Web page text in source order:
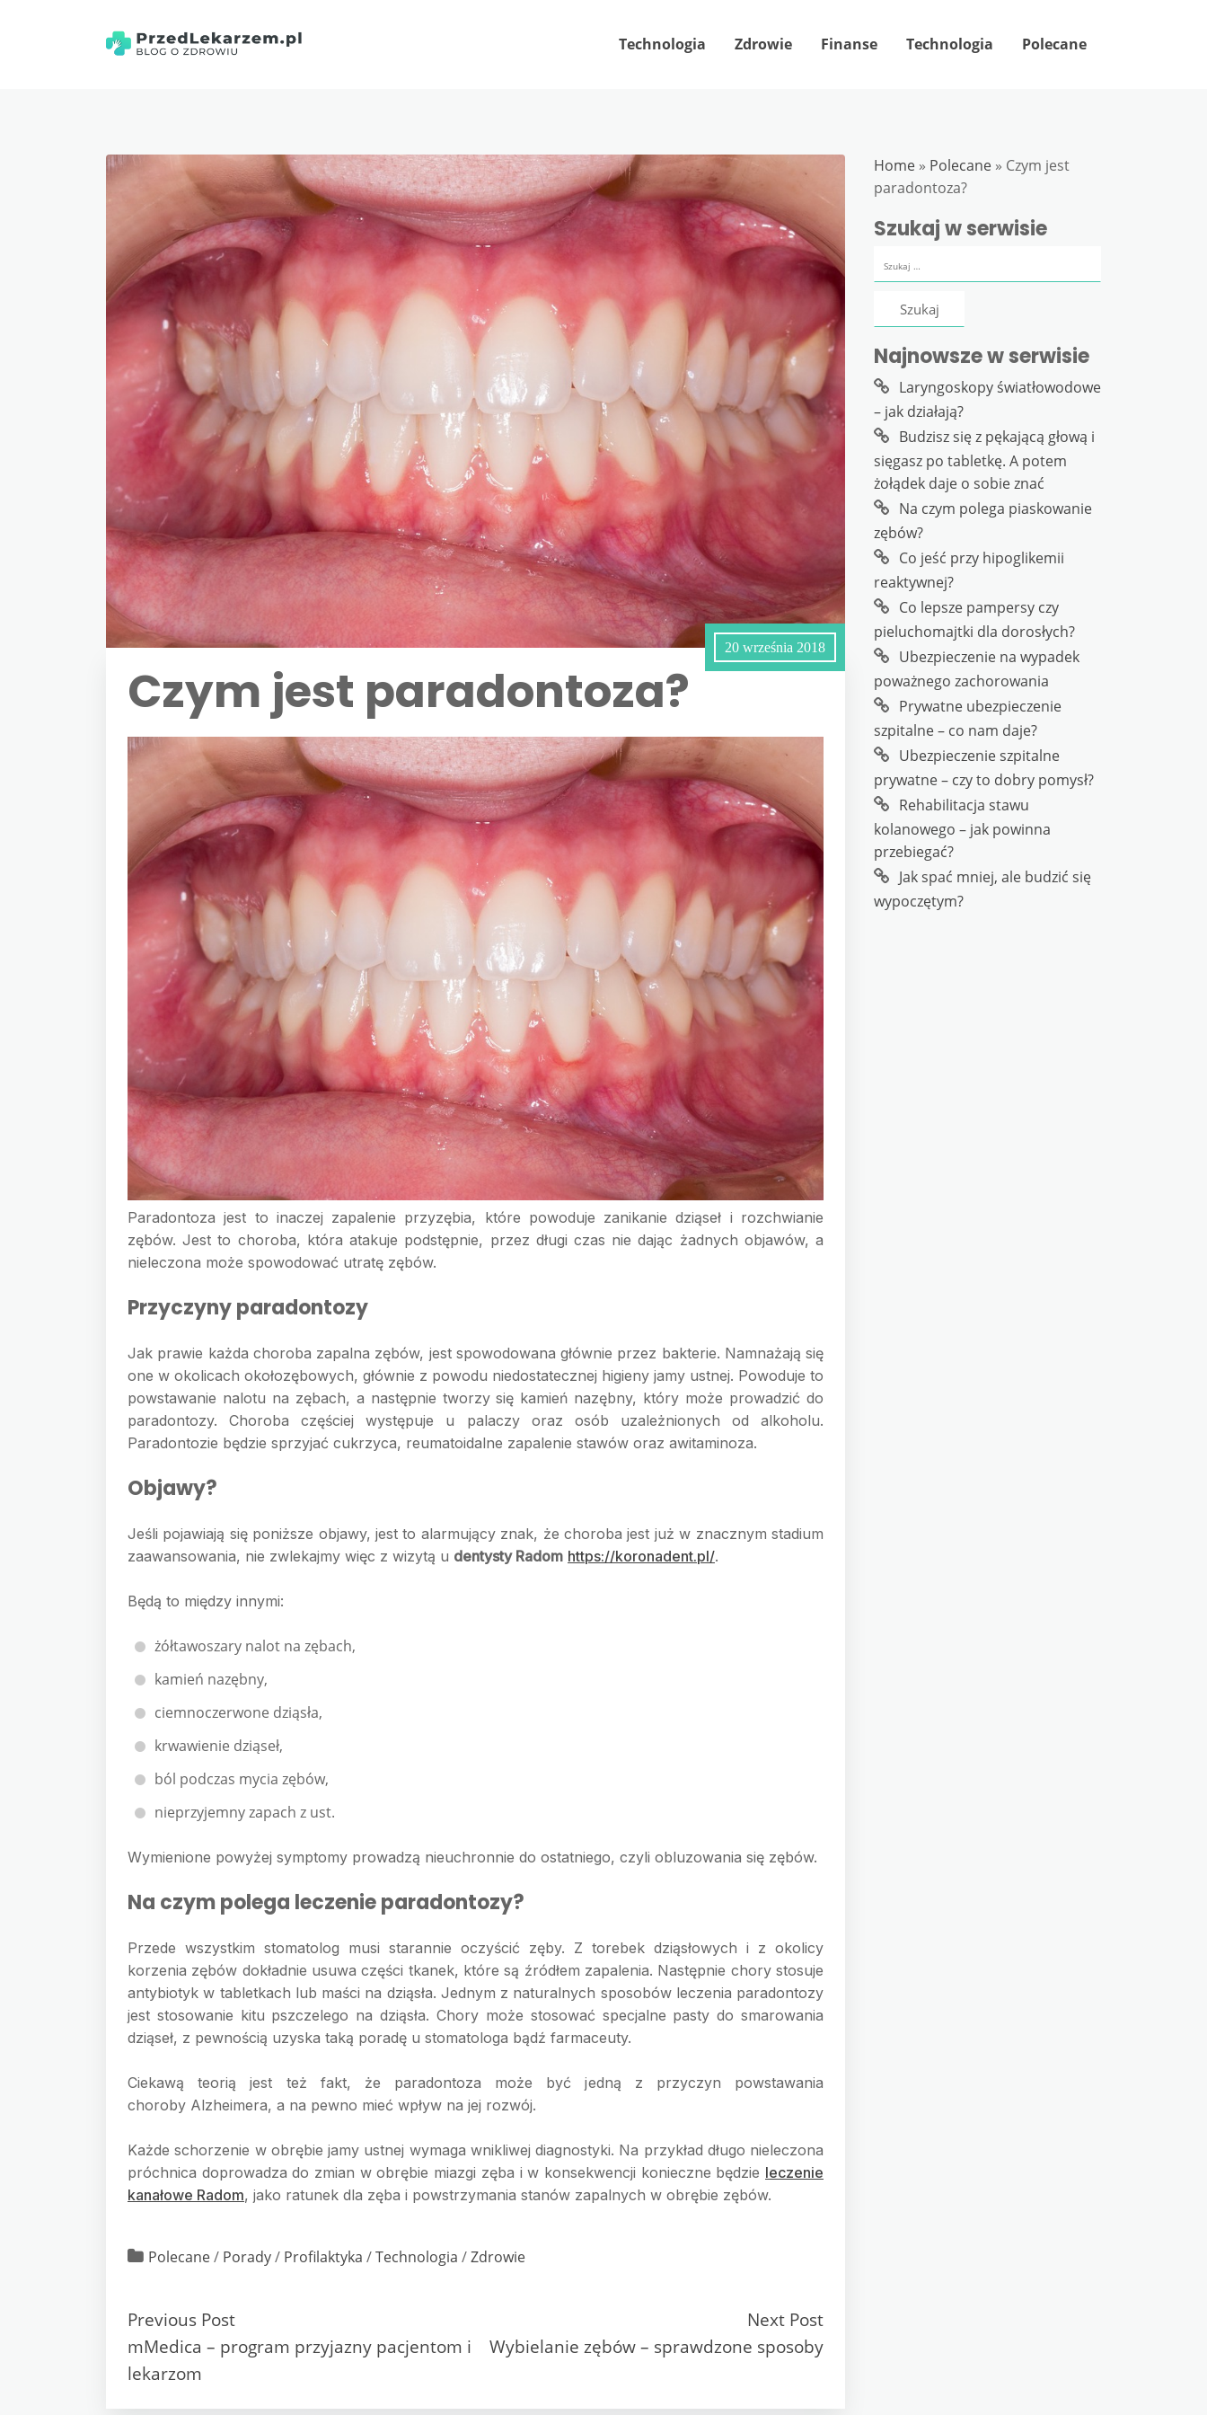
Technologia Zdrowie Finanse Technologia Polecane
20 września 2018
Czym jest paradontoza?
Paradontoza jest to inaczej zapalenie przyzębia, które powoduje zanikanie dziąseł i rozchwianie
zębów. Jest to choroba, która atakuje podstępnie, przez długi czas nie dając żadnych objawów, a
nieleczona może spowodować utratę zębów.
Przyczyny paradontozy
Jak prawie każda choroba zapalna zębów, jest spowodowana głównie przez bakterie. Namnażają się
one w okolicach okołozębowych, głównie z powodu niedostatecznej higieny jamy ustnej. Powoduje to
powstawanie nalotu na zębach, a następnie tworzy się kamień nazębny, który może prowadzić do
paradontozy. Choroba częściej występuje u palaczy oraz osób uzależnionych od alkoholu.
Paradontozie będzie sprzyjać cukrzyca, reumatoidalne zapalenie stawów oraz awitaminoza.
Objawy?
Jeśli pojawiają się poniższe objawy, jest to alarmujący znak, że choroba jest już w znacznym stadium
zaawansowania, nie zwlekajmy więc z wizytą u dentysty Radom https://koronadent.pl/.
Będą to między innymi:
żółtawoszary nalot na zębach,
kamień nazębny,
ciemnoczerwone dziąsła,
krwawienie dziąseł,
ból podczas mycia zębów,
nieprzyjemny zapach z ust.
Wymienione powyżej symptomy prowadzą nieuchronnie do ostatniego, czyli obluzowania się zębów.
Na czym polega leczenie paradontozy?
Przede wszystkim stomatolog musi starannie oczyścić zęby. Z torebek dziąsłowych i z okolicy
korzenia zębów dokładnie usuwa części tkanek, które są źródłem zapalenia. Następnie chory stosuje
antybiotyk w tabletkach lub maści na dziąsła. Jednym z naturalnych sposobów leczenia paradontozy
jest stosowanie kitu pszczelego na dziąsła. Chory może stosować specjalne pasty do smarowania
dziąseł, z pewnością uzyska taką poradę u stomatologa bądź farmaceuty.
Ciekawą teorią jest też fakt, że paradontoza może być jedną z przyczyn powstawania
choroby Alzheimera, a na pewno mieć wpływ na jej rozwój.
Każde schorzenie w obrębie jamy ustnej wymaga wnikliwej diagnostyki. Na przykład długo nieleczona
próchnica doprowadza do zmian w obrębie miazgi zęba i w konsekwencji konieczne będzie leczenie
kanałowe Radom, jako ratunek dla zęba i powstrzymania stanów zapalnych w obrębie zębów.
Polecane/ Porady/ Profilaktyka /Technologia /Zdrowie
Previous Post
mMedica – program przyjazny pacjentom i
lekarzom
Next Post
Wybielanie zębów – sprawdzone sposoby
Home » Polecane » Czym jest
paradontoza?
Szukaj w serwisie
Najnowsze w serwisie
Laryngoskopy światłowodowe
– jak działają?
Budzisz się z pękającą głową i
sięgasz po tabletkę. A potem
żołądek daje o sobie znać
Na czym polega piaskowanie
zębów?
Co jeść przy hipoglikemii
reaktywnej?
Co lepsze pampersy czy
pieluchomajtki dla dorosłych?
Ubezpieczenie na wypadek
poważnego zachorowania
Prywatne ubezpieczenie
szpitalne – co nam daje?
Ubezpieczenie szpitalne
prywatne – czy to dobry pomysł?
Rehabilitacja stawu
kolanowego – jak powinna
przebiegać?
Jak spać mniej, ale budzić się
wypoczętym?